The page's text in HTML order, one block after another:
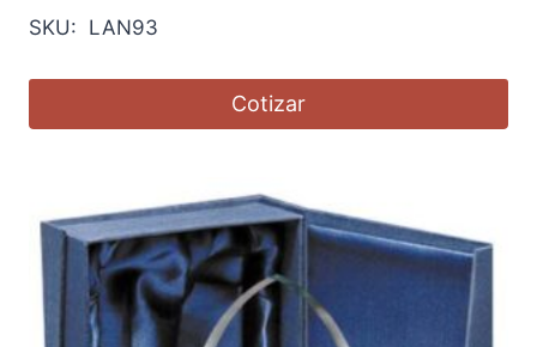
SKU: LAN93
Cotizar